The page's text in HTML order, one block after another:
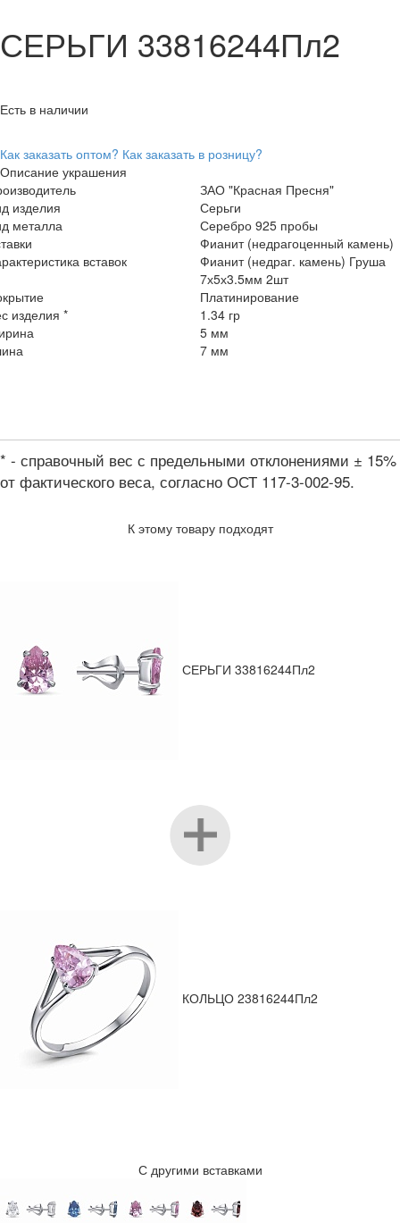
СЕРЬГИ 33816244Пл2
Есть в наличии
Как заказать оптом? Как заказать в розницу?
Описание украшения
ЗАО "Красная Пресня"
изделия
Серьги
металла
Серебро 925 пробы
Фианит (недрагоценный камень)
вставок
Фианит (недраг. камень) Груша
7х5х3.5мм 2шт
Платинирование
изделия *
1.34 гр
5 мм
7 мм
* - справочный вес с предельными отклонениями ± 15%
от фактического веса, согласно ОСТ 117-3-002-95.
К этому товару подходят
СЕРЬГИ 33816244Пл2
КОЛЬЦО 23816244Пл2
С другими вставками